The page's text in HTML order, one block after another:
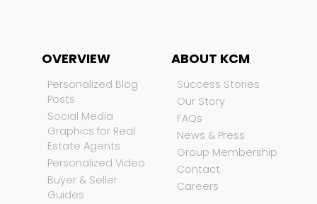
OVERVIEW
Personalized Blog
Posts
Social Media
Graphics for Real
Estate Agents
Personalized Video
Buyer & Seller
Guides
ABOUT KCM
Success Stories
Our Story
FAQs
News & Press
Group Membership
Contact
Careers